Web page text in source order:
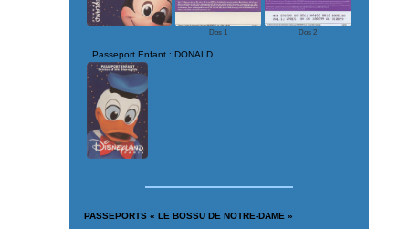
Dos 1 Dos 2
Passeport Enfant : DONALD
PASSEPORTS « LE BOSSU DE NOTRE-DAME »